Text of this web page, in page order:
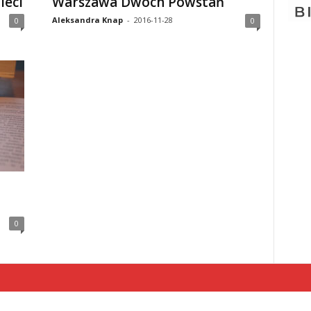
0 Aleksandra Knap - 2016-11-28 0
0